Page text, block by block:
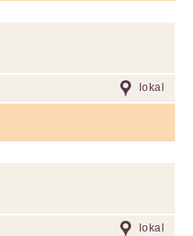
lokal
lokal